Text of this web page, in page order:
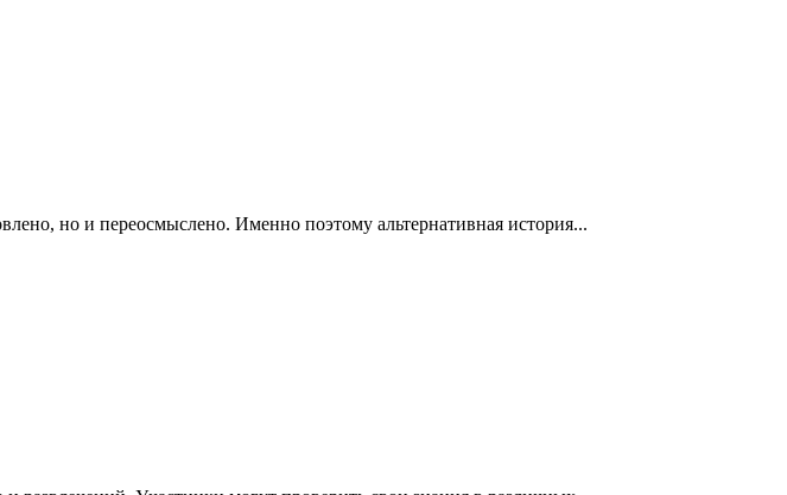
но и переосмыслено. Именно поэтому альтернативная история...